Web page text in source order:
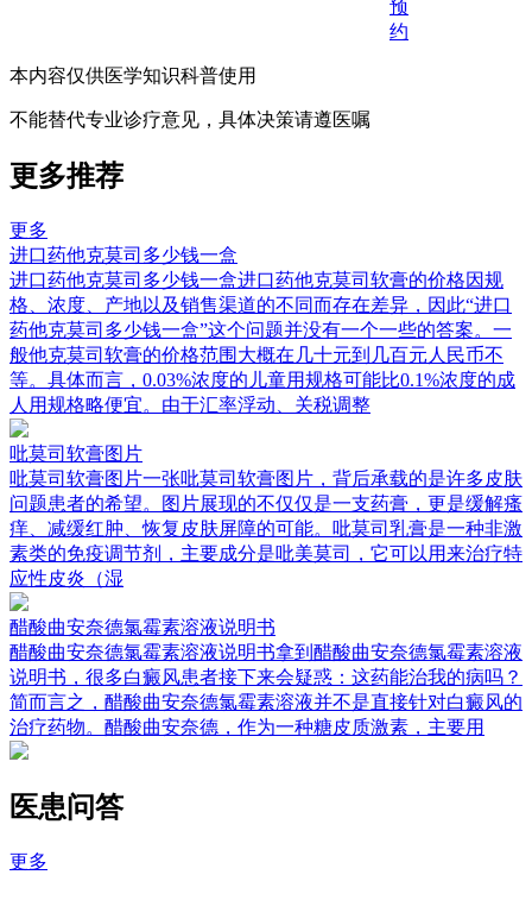
预
约
本内容仅供医学知识科普使用
不能替代专业诊疗意见，具体决策请遵医嘱
更多推荐
更多
进口药他克莫司多少钱一盒
进口药他克莫司多少钱一盒进口药他克莫司软膏的价格因规
格、浓度、产地以及销售渠道的不同而存在差异，因此“进口
药他克莫司多少钱一盒”这个问题并没有一个一些的答案。一
般他克莫司软膏的价格范围大概在几十元到几百元人民币不
等。具体而言，0.03%浓度的儿童用规格可能比0.1%浓度的成
人用规格略便宜。由于汇率浮动、关税调整
吡莫司软膏图片
吡莫司软膏图片一张吡莫司软膏图片，背后承载的是许多皮肤
问题患者的希望。图片展现的不仅仅是一支药膏，更是缓解瘙
痒、减缓红肿、恢复皮肤屏障的可能。吡莫司乳膏是一种非激
素类的免疫调节剂，主要成分是吡美莫司，它可以用来治疗特
应性皮炎（湿
醋酸曲安奈德氯霉素溶液说明书
醋酸曲安奈德氯霉素溶液说明书拿到醋酸曲安奈德氯霉素溶液
说明书，很多白癜风患者接下来会疑惑：这药能治我的病吗？
简而言之，醋酸曲安奈德氯霉素溶液并不是直接针对白癜风的
治疗药物。醋酸曲安奈德，作为一种糖皮质激素，主要用
医患问答
更多